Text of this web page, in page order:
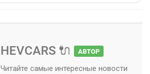
HEVCARS 🔌 АВТОР
Читайте самые интересные новости